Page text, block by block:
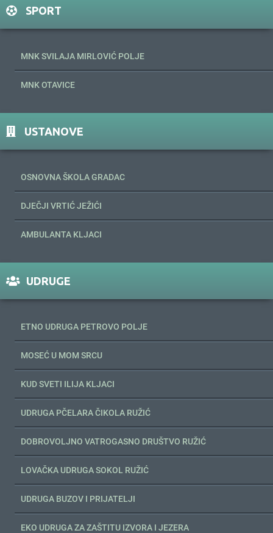
SPORT
MNK SVILAJA MIRLOVIĆ POLJE
MNK OTAVICE
USTANOVE
OSNOVNA ŠKOLA GRADAC
DJEČJI VRTIĆ JEŽIĆI
AMBULANTA KLJACI
UDRUGE
ETNO UDRUGA PETROVO POLJE
MOSEĆ U MOM SRCU
KUD SVETI ILIJA KLJACI
UDRUGA PČELARA ČIKOLA RUŽIĆ
DOBROVOLJNO VATROGASNO DRUŠTVO RUŽIĆ
LOVAČKA UDRUGA SOKOL RUŽIĆ
UDRUGA BUZOV I PRIJATELJI
EKO UDRUGA ZA ZAŠTITU IZVORA I JEZERA